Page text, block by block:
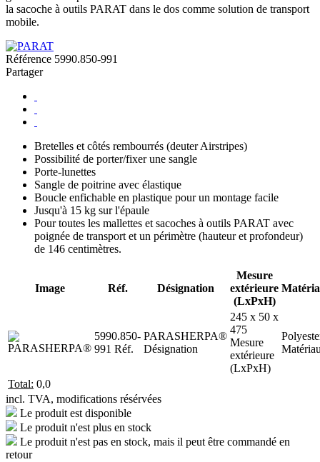
la sacoche à outils PARAT dans le dos comme solution de transport
mobile.
Référence 5990.850-991
Partager
Bretelles et côtés rembourrés (deuter Airstripes)
Possibilité de porter/fixer une sangle
Porte-lunettes
Sangle de poitrine avec élastique
Boucle enfichable en plastique pour un montage facile
Jusqu'à 15 kg sur l'épaule
Pour toutes les mallettes et sacoches à outils PARAT avec
poignée de transport et un périmètre (hauteur et profondeur)
de 146 centimètres.
Image Réf. Désignation
Mesure
extérieure
(LxPxH)
5990.850-
991 Réf.
PARASHERPA®
Désignation
245 x 50 x
475
Mesure
extérieure
(LxPxH)
Total: 0,0
incl. TVA, modifications résérvées
Le produit est disponible
Le produit n'est plus en stock
Le produit n'est pas en stock, mais il peut être commandé en
retour